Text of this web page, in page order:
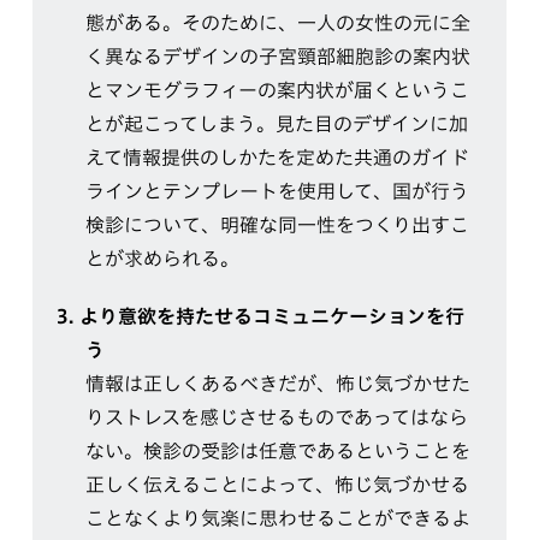
態がある。そのために、一人の女性の元に全
く異なるデザインの子宮頸部細胞診の案内状
とマンモグラフィーの案内状が届くというこ
とが起こってしまう。見た目のデザインに加
えて情報提供のしかたを定めた共通のガイド
ラインとテンプレートを使用して、国が行う
検診について、明確な同一性をつくり出すこ
とが求められる。
3. より意欲を持たせるコミュニケーションを行
う
情報は正しくあるべきだが、怖じ気づかせた
りストレスを感じさせるものであってはなら
ない。検診の受診は任意であるということを
正しく伝えることによって、怖じ気づかせる
ことなくより気楽に思わせることができるよ